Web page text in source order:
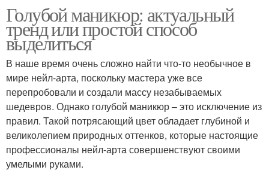
Голубой маникюр: актуальный
тренд или простой способ
выделиться
В наше время очень сложно найти что-то необычное в
мире нейл-арта, поскольку мастера уже все
перепробовали и создали массу незабываемых
шедевров. Однако голубой маникюр – это исключение из
правил. Такой потрясающий цвет обладает глубиной и
великолепием природных оттенков, которые настоящие
профессионалы нейл-арта совершенствуют своими
умелыми руками.